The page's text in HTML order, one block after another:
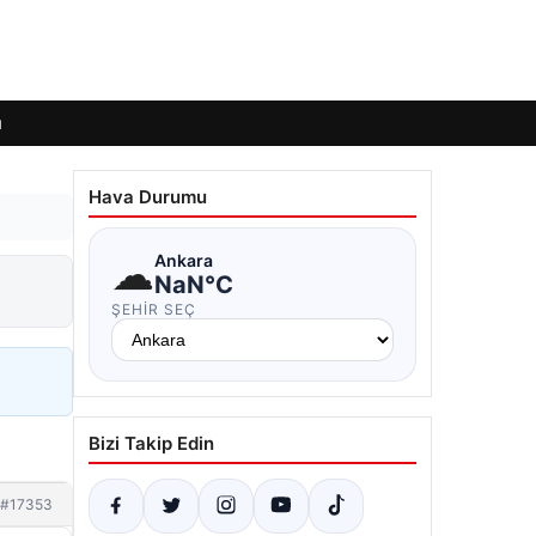
#17353
Hava Durumu
☁Ankara
NaN°C
ŞEHIR SEÇ
Bizi Takip Edin